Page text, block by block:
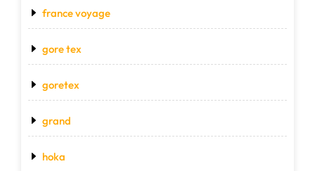
france voyage
gore tex
goretex
grand
hoka